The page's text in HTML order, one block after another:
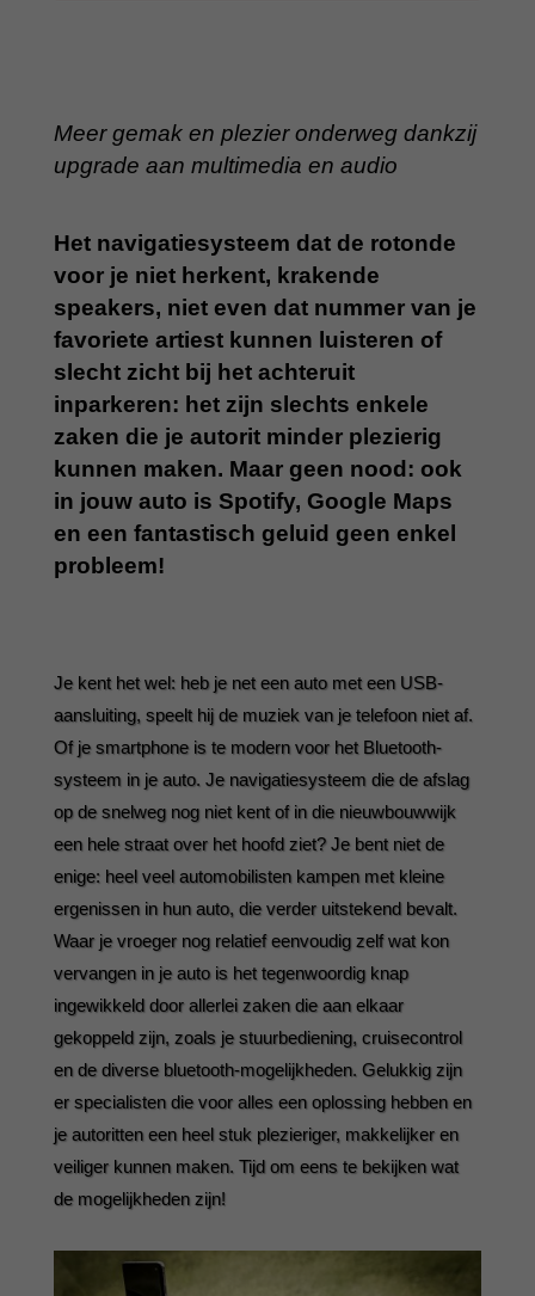
Meer gemak en plezier onderweg dankzij
upgrade aan multimedia en audio
Het navigatiesysteem dat de rotonde
voor je niet herkent, krakende
speakers, niet even dat nummer van je
favoriete artiest kunnen luisteren of
slecht zicht bij het achteruit
inparkeren: het zijn slechts enkele
zaken die je autorit minder plezierig
kunnen maken. Maar geen nood: ook
in jouw auto is Spotify, Google Maps
en een fantastisch geluid geen enkel
probleem!
Je kent het wel: heb je net een auto met een USB-
aansluiting, speelt hij de muziek van je telefoon niet af.
Of je smartphone is te modern voor het Bluetooth-
systeem in je auto. Je navigatiesysteem die de afslag
op de snelweg nog niet kent of in die nieuwbouwwijk
een hele straat over het hoofd ziet? Je bent niet de
enige: heel veel automobilisten kampen met kleine
ergenissen in hun auto, die verder uitstekend bevalt.
Waar je vroeger nog relatief eenvoudig zelf wat kon
vervangen in je auto is het tegenwoordig knap
ingewikkeld door allerlei zaken die aan elkaar
gekoppeld zijn, zoals je stuurbediening, cruisecontrol
en de diverse bluetooth-mogelijkheden. Gelukkig zijn
er specialisten die voor alles een oplossing hebben en
je autoritten een heel stuk plezieriger, makkelijker en
veiliger kunnen maken. Tijd om eens te bekijken wat
de mogelijkheden zijn!